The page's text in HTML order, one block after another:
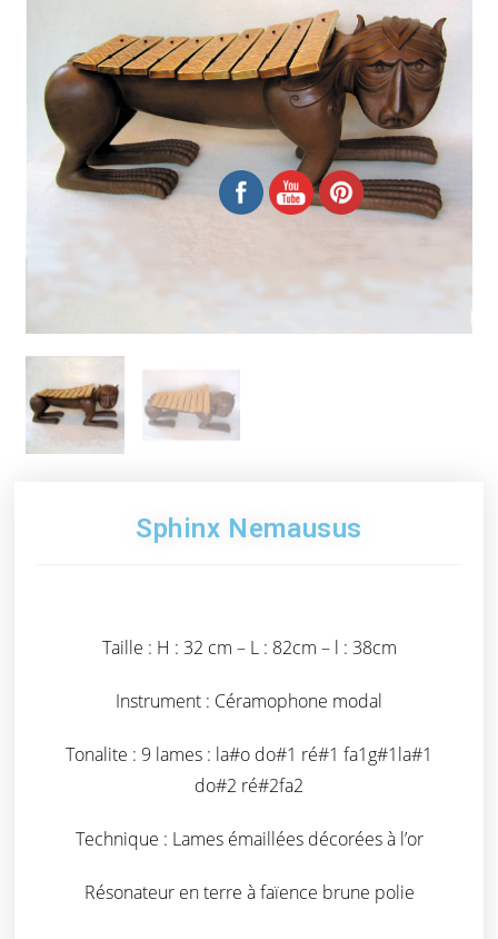
Sphinx Nemausus
Taille : H : 32 cm – L : 82cm – l : 38cm
Instrument : Céramophone modal
Tonalite : 9 lames : la#o do#1 ré#1 fa1g#1la#1
do#2 ré#2fa2
Technique : Lames émaillées décorées à l’or
Résonateur en terre à faïence brune polie